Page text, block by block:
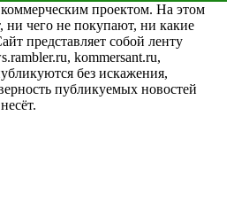
проектом. На этом
ни чего не покупают, ни какие
представляет собой ленту
kommersant.ru,
без искажения,
публикуемых новостей